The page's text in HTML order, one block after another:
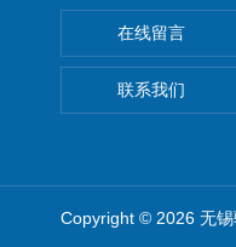
在线留言
联系我们
Copyright © 2026 无